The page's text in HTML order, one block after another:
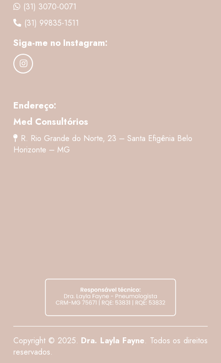
(31) 3070-0071
(31) 99835-1511
Siga-me no Instagram:
Endereço:
Med Consultórios
R. Rio Grande do Norte, 23 – Santa Efigênia Belo
Horizonte – MG
Copyright © 2025. Dra. Layla Fayne. Todos os direitos
reservados.